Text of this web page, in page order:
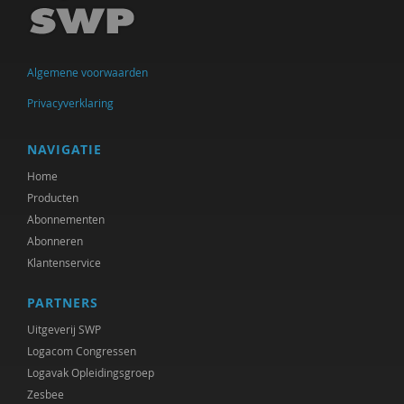
Marcel de Rooij
Anettte de Valk
Clementine Degener
Simone van Dongen
Diede van Doornik
Maartje Driessen
Hans van Ewijk
Olaf Galisch
Ingrid Groot
Iris Hartog
Algemene voorwaarden
Privacyverklaring
NAVIGATIE
Home
Producten
Abonnementen
Abonneren
Klantenservice
PARTNERS
Uitgeverij SWP
Logacom Congressen
Logavak Opleidingsgroep
Zesbee